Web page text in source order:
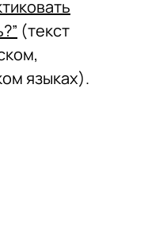
(текст
языках).